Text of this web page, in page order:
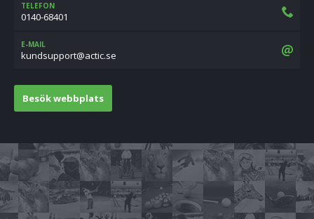
TELEFON
0140-68401
E-MAIL
es.citca@troppusdnuk
Besök webbplats